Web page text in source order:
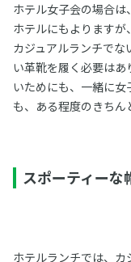
ホテル女子会の場合は
ホテルにもよりますが
カジュアルランチでな
い革靴を履く必要は
いためにも、一緒に
も、ある程度のきちん
スポーティーな
ホテルランチでは、